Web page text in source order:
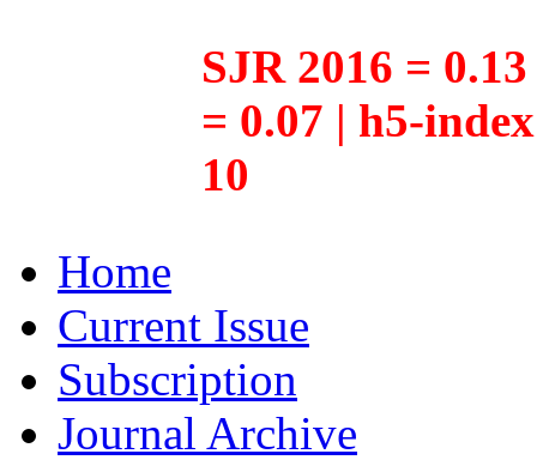
SJR 2016 =
= 0.07 | h5-
10
Home
Current Issue
Subscription
Journal Archive